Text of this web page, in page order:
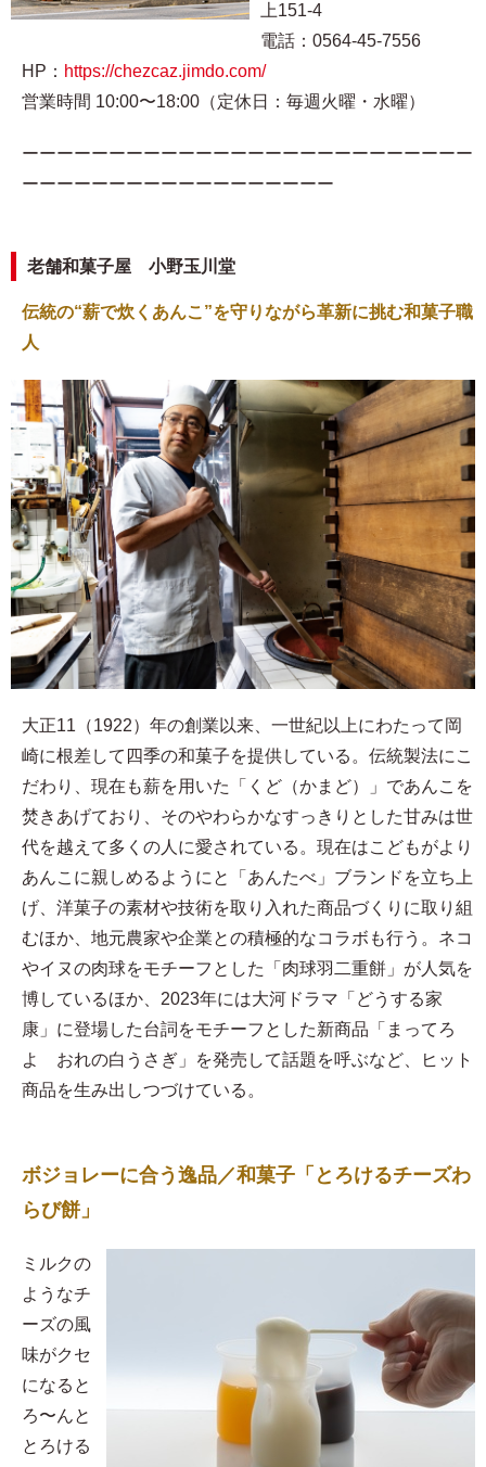
上151-4
電話：0564-45-7556
HP： https://chezcaz.jimdo.com/
営業時間 10:00〜18:00（定休日：毎週火曜・水曜）
ーーーーーーーーーーーーーーーーーーーーーーーーーー
ーーーーーーーーーーーーーーーーーー
老舗和菓子屋 小野玉川堂
伝統の“薪で炊くあんこ”を守りながら革新に挑む和菓子職
人
大正11（1922）年の創業以来、一世紀以上にわたって岡
崎に根差して四季の和菓子を提供している。伝統製法にこ
だわり、現在も薪を用いた「くど（かまど）」であんこを
焚きあげており、そのやわらかなすっきりとした甘みは世
代を越えて多くの人に愛されている。現在はこどもがより
あんこに親しめるようにと「あんたべ」ブランドを立ち上
げ、洋菓子の素材や技術を取り入れた商品づくりに取り組
むほか、地元農家や企業との積極的なコラボも行う。ネコ
やイヌの肉球をモチーフとした「肉球羽二重餅」が人気を
博しているほか、2023年には大河ドラマ「どうする家
康」に登場した台詞をモチーフとした新商品「まってろ
よ おれの白うさぎ」を発売して話題を呼ぶなど、ヒット
商品を生み出しつづけている。
ボジョレーに合う逸品／和菓子「とろけるチーズわ
らび餅」
​ミルクの
ようなチ
ーズの風
味がクセ
になると
ろ〜んと
とろける